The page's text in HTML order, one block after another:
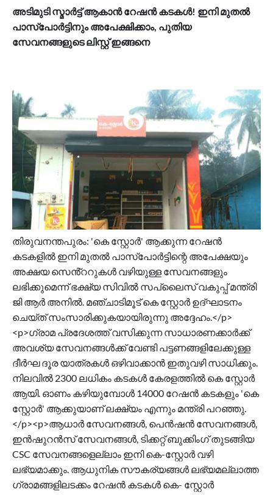
അടിമുടി സ്മാർട്ട് ആകാൻ റേഷൻ കടകൾ! ഇനി മുതൽ
പാസ്പോർട്ടിനും അപേക്ഷിക്കാം, പുതിയ
സേവനങ്ങളുടെ ലിസ്റ്റ് ഇങ്ങനെ
തിരുവനന്തപുരം: 'കെ സ്റ്റോർ' ആക്കുന്ന റേഷൻ
കടകളിൽ ഇനി മുതൽ പാസ്പോർട്ടിന്റെ അപേക്ഷയും
അക്ഷയ സെൻ്ററുകൾ വഴിയുള്ള സേവനങ്ങളും
ലഭിക്കുമെന്ന് ഭക്ഷ്യ സിവിൽ സപ്ലൈസ് വകുപ്പ് മന്ത്രി
ജി ആർ അനിൽ. മഞ്ചാടിമൂട് കെ സ്റ്റോർ ഉദ്ഘാടനം
ചെയ്ത് സംസാരിക്കുകയായിരുന്നു അദ്ദേഹം.</p>
<p>ഗ്രാമ പ്രദേശത്ത് വസിക്കുന്ന സാധാരണക്കാർക്ക്
അവശ്യ സേവനങ്ങൾക്ക് വേണ്ടി പട്ടണങ്ങളിലേക്കുള്ള
ദീർഘ ദൂര യാത്രകൾ ഒഴിവാക്കാൻ ഇതുവഴി സാധിക്കും.
നിലവിൽ 2300 ലധികം കടകൾ കേരളത്തിൽ കെ സ്റ്റോർ
ആയി. ഓണം കഴിയുമ്പോൾ 14000 റേഷൻ കടകളും 'കെ
സ്റ്റോർ' ആക്കുയാണ് ലക്ഷ്യം എന്നും മന്ത്രി പറഞ്ഞു.
</p><p>ആധാർ സേവനങ്ങൾ, പെൻഷൻ സേവനങ്ങൾ,
ഇൻഷുറൻസ് സേവനങ്ങൾ, ടിക്കറ്റ് ബുക്കിംഗ് തുടങ്ങിയ
CSC സേവനങ്ങളെല്ലാം ഇനി കെ-സ്റ്റോർ വഴി
ലഭ്യമാക്കും. ആധുനിക സൗകര്യങ്ങൾ ലഭ്യമല്ലാത്ത
ഗ്രാമങ്ങളിലടക്കം റേഷൻ കടകൾ കെ- സ്റ്റോർ